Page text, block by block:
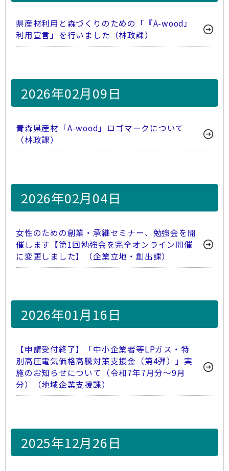
県産材利用と森づくりのための「『A-wood』
利用宣言」を行いました（林政課）
2026年02月09日
青森県産材「A-wood」ロゴマークについて
（林政課）
2026年02月04日
女性のための創業・承継セミナー、勉強会を開
催します【第1回勉強会を完全オンライン開催
に変更しました】（企業立地・創出課）
2026年01月16日
【申請受付終了】「中小企業者等LPガス・特
別高圧電気価格高騰対策支援金（第4弾）」実
施のお知らせについて（令和7年7月分～9月
分）（地域企業支援課）
2025年12月26日